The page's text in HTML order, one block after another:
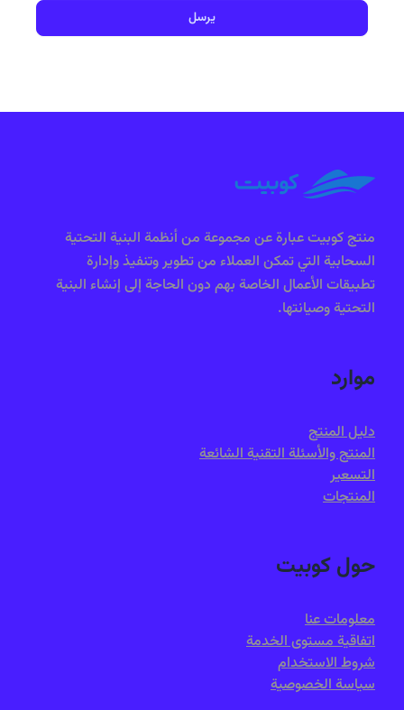
يرسل
منتج كوبيت عبارة عن مجموعة من أنظمة البنية التحتية
السحابية التي تمكن العملاء من تطوير وتنفيذ وإدارة
تطبيقات الأعمال الخاصة بهم دون الحاجة إلى إنشاء البنية
التحتية وصيانتها.
موارد
دليل المنتج
المنتج والأسئلة التقنية الشائعة
التسعير
المنتجات
حول كوبيت
معلومات عنا
اتفاقية مستوى الخدمة
شروط الاستخدام
سياسة الخصوصية